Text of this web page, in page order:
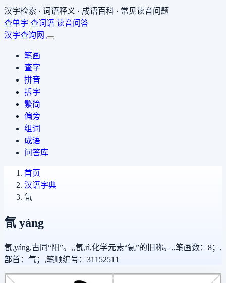
汉字检索 · 词语释义 · 成语百科 · 常见读音问题
查单字 查词语 读音问答
汉字查询网
笔画
查字
拼音
拆字
繁简
偏旁
组词
成语
问答库
首页
汉语字典
氜
氜 yáng
氜,yáng,古同“阳”。,,氜,rì,化学元素“氦”的旧称。,,笔画数：8；,
部首：气；,笔顺编号：31152511